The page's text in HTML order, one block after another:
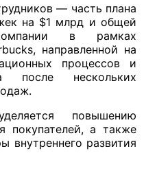
— часть плана
на $1 млрд и общей
компании в рамках
направленной на
процессов и
после нескольких
повышению
покупателей, а также
внутреннего развития